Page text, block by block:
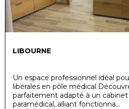
LIBOURNE
Un espace professionnel idéal
libérales en pôle médical
parfaitement adapté à un
paramédical, alliant fonctionna...